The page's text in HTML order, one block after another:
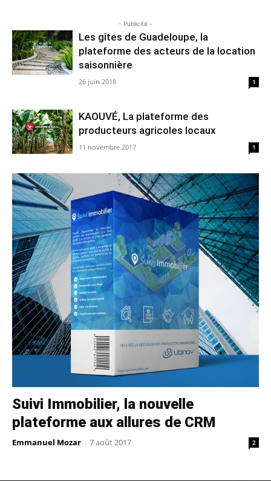
- Publicité -
Les gîtes de Guadeloupe, la
plateforme des acteurs de la location
saisonnière
26 juin 2018 1
KAOUVÉ, La plateforme des
producteurs agricoles locaux
11 novembre 2017 1
Suivi Immobilier, la nouvelle
plateforme aux allures de CRM
Emmanuel Mozar - 7 août 2017 2